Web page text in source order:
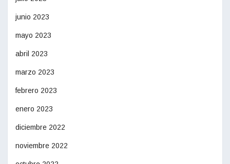
junio 2023
mayo 2023
abril 2023
marzo 2023
febrero 2023
enero 2023
diciembre 2022
noviembre 2022